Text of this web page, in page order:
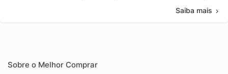
Saiba mais
Sobre o Melhor Comprar